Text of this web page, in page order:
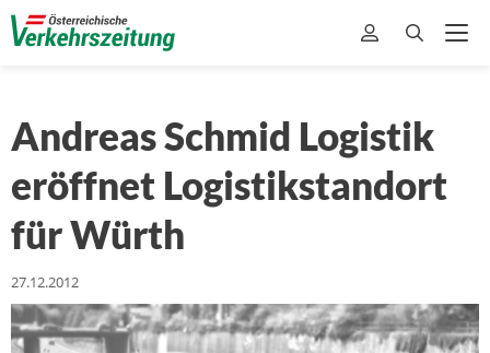
Andreas Schmid Logistik
eröffnet Logistikstandort
für Würth
27.12.2012